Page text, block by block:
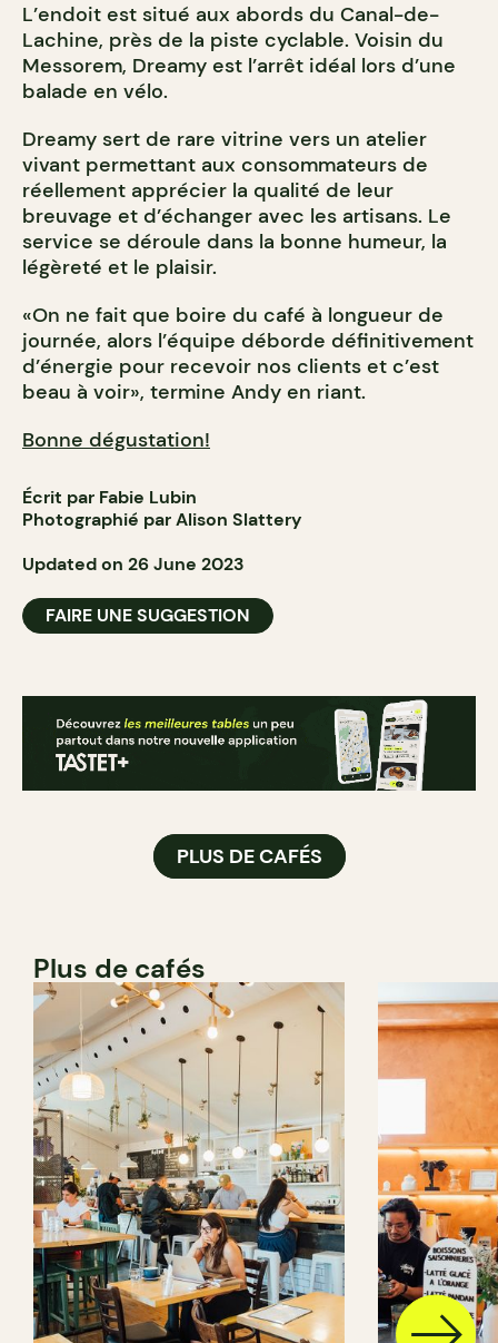
L’endoit est situé aux abords du Canal-de-
Lachine, près de la piste cyclable. Voisin du
Messorem, Dreamy est l’arrêt idéal lors d’une
balade en vélo.
Dreamy sert de rare vitrine vers un atelier
vivant permettant aux consommateurs de
réellement apprécier la qualité de leur
breuvage et d’échanger avec les artisans. Le
service se déroule dans la bonne humeur, la
légèreté et le plaisir.
«On ne fait que boire du café à longueur de
journée, alors l’équipe déborde définitivement
d’énergie pour recevoir nos clients et c’est
beau à voir», termine Andy en riant.
Bonne dégustation!
Écrit par Fabie Lubin
Photographié par Alison Slattery
Updated on 26 June 2023
FAIRE UNE SUGGESTION
PLUS DE CAFÉS
Plus de cafés